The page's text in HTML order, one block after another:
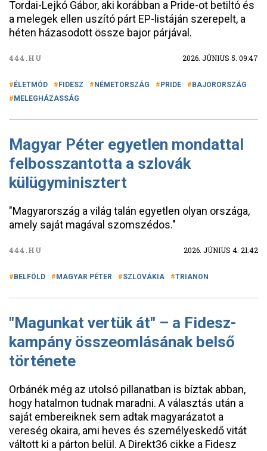
Tordai-Lejkó Gábor, aki korábban a Pride-ot betiltó és
a melegek ellen uszító párt EP-listáján szerepelt, a
héten házasodott össze bajor párjával.
444.HU 2026. JÚNIUS 5. 09:47
ÉLETMÓD FIDESZ NÉMETORSZÁG PRIDE
BAJORORSZÁG
MELEGHÁZASSÁG
Magyar Péter egyetlen mondattal
felbosszantotta a szlovák
külügyminisztert
"Magyarország a világ talán egyetlen olyan országa,
amely saját magával szomszédos."
444.HU 2026. JÚNIUS 4. 21:42
BELFÖLD MAGYAR PÉTER SZLOVÁKIA TRIANON
"Magunkat vertük át" – a Fidesz-
kampány összeomlásának belső
története
Orbánék még az utolsó pillanatban is bíztak abban,
hogy hatalmon tudnak maradni. A választás után a
saját embereiknek sem adtak magyarázatot a
vereség okaira, ami heves és személyeskedő vitát
váltott ki a párton belül. A Direkt36 cikke a Fidesz